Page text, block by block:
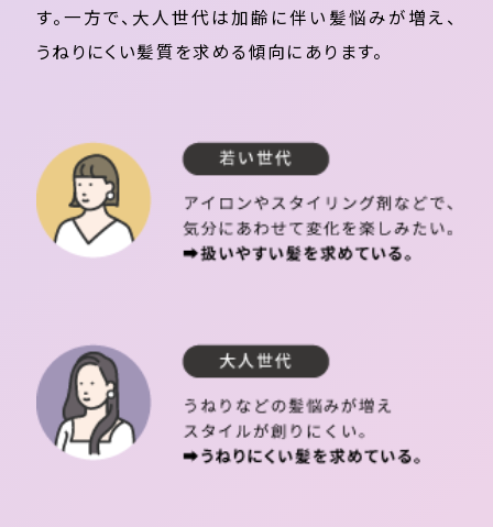
す。一方で、大人世代は加齢に伴い髪悩みが増え、
うねりにくい髪質を求める傾向にあります。